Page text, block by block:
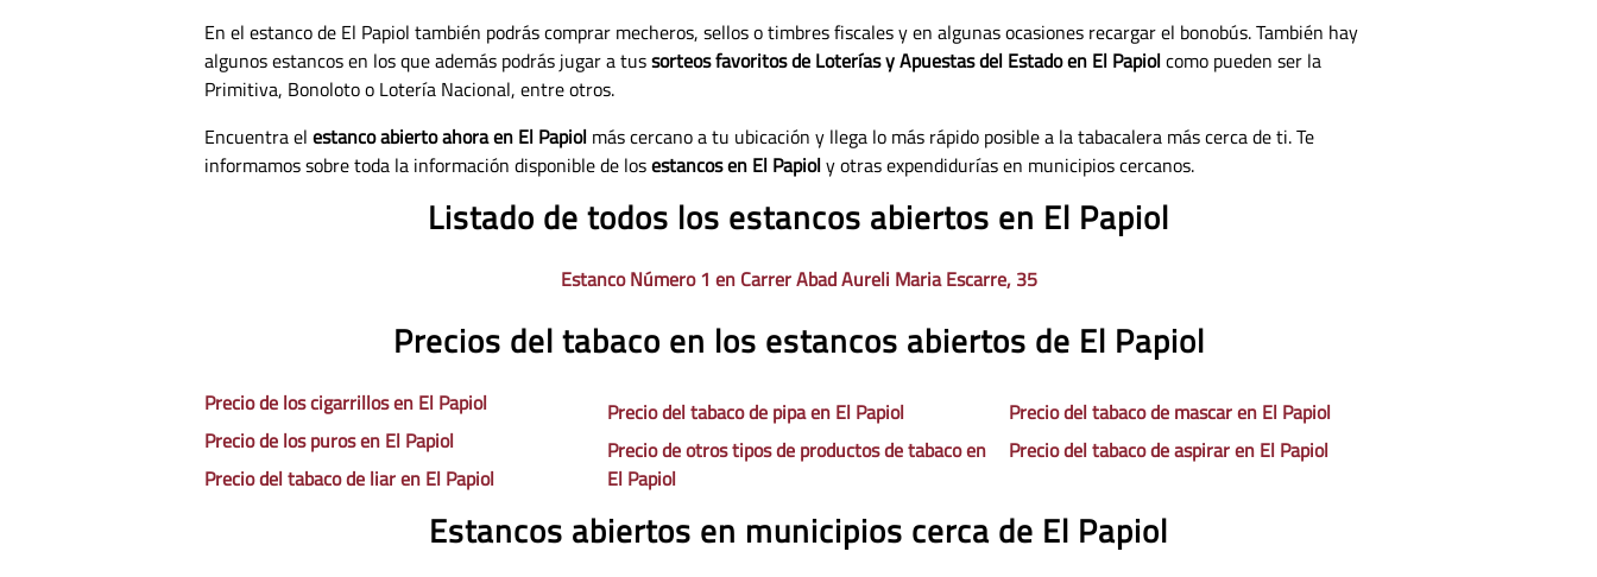
En el estanco de El Papiol también podrás comprar mecheros, sellos o timbres fiscales y en algunas ocasiones recargar el bonobús. También hay
algunos estancos en los que además podrás jugar a tussorteos favoritos de Loterías y Apuestas del Estado en El Papiolcomo pueden ser la
Primitiva, Bonoloto o Lotería Nacional, entre otros.
Encuentra el estanco abierto ahora en El Papiol más cercano a tu ubicación y llega lo más rápido posible a la tabacalera más cerca de ti. Te
informamos sobre toda la información disponible de losestancos en El Papioly otras expendidurías en municipios cercanos.
Listado de todos los estancos abiertos en El Papiol
Estanco Número 1 en Carrer Abad Aureli Maria Escarre, 35
Precios del tabaco en los estancos abiertos de El Papiol
Precio de los cigarrillos en El Papiol
Precio de los puros en El Papiol
Precio del tabaco de liar en El Papiol
Precio del tabaco de pipa en El Papiol
Precio de otros tipos de productos de tabaco en
El Papiol
Precio del tabaco de mascar en El Papiol
Precio del tabaco de aspirar en El Papiol
Estancos abiertos en municipios cerca de El Papiol